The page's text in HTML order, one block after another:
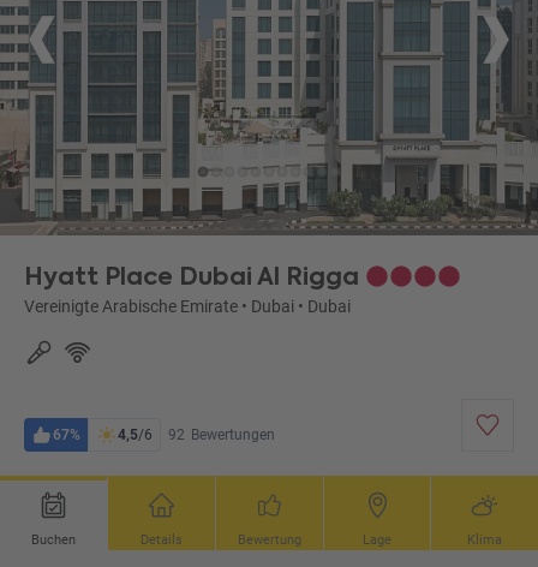
Hyatt Place Dubai Al Rigga
Vereinigte Arabische Emirate • Dubai • Dubai
67% 4,5/6 92 Bewertungen
Buchen Details Bewertung Lage Klima